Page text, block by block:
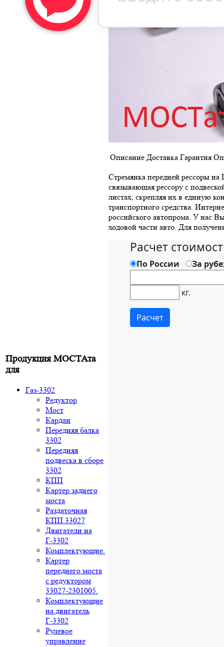
Продукция МОСТАта
для
Газ-3302
Редуктор
Мост
Кардан
Передняя балка
3302
Передняя
подвеска в сборе
3302
КПП
Картер заднего
моста
Раздаточная
КПП 33027
Двигатели на
Г-3302
Комплектующие.
Картер
переднего моста
с редуктором
33027-2301005.
Комплектующие
на двигатель
Г-3302
Рулевое
управление
Описание Доставка Гарантия
Стремянка передней рессоры на
связывающая рессору с
листах, скрепляя их в единую
транспортного средства.
российского автопрома. У нас
ходовой части авто. Для